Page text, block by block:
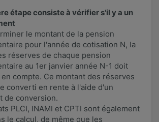
étape consiste à vérifier s'il y a un
le montant de la pension
pour l'année de cotisation N, la
réserves de chaque pension
au 1er janvier année N-1 doit
compte​. Ce montant des réserves
converti en rente à l'aide d'un
de conversion.
PLCI, INAMI et CPTI sont également
le calcul, de même que les